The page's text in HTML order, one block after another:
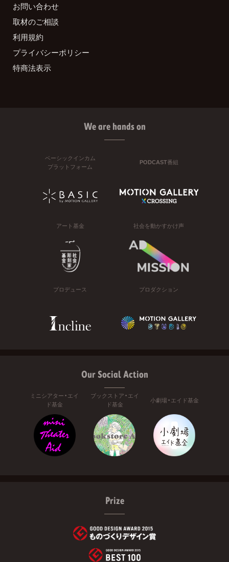
お問い合わせ
取材のご相談
利用規約
プライバシーポリシー
特商法表示
We are hands on
ベーシックインカム
プラットフォーム
PODCAST番組
アート基金 社会を動かすかけ声
プロデュース プロダクション
Our Social Action
ミニシアター・エイ
ド基金
ブックストア・エイ
ド基金
小劇場・エイド基金
Prize